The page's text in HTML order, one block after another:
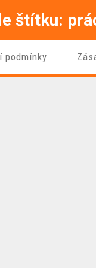
štítku:
podmínky